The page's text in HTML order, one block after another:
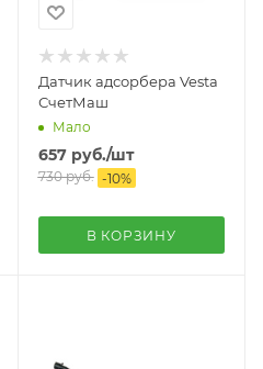
Датчик адсорбера Vesta
СчетМаш
Мало
657руб./шт
730руб. -10%
В КОРЗИНУ